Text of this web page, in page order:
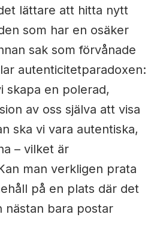
lättare att hitta nytt
som har en osäker
sak som förvånade
autenticitetparadoxen:
skapa en polerad,
av oss själva att visa
ska vi vara autentiska,
– vilket är
man verkligen prata
på en plats där det
nästan bara postar